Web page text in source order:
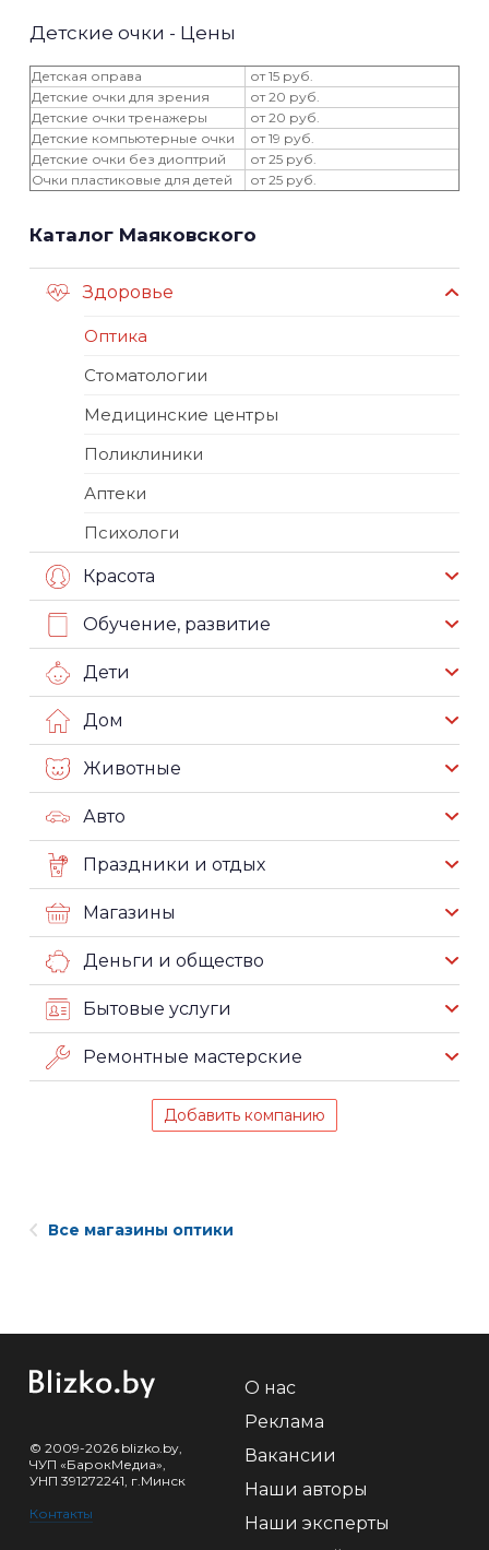
Детские очки - Цены
Детская оправа
от 15 руб.
Детские очки для зрения
от 20 руб.
Детские очки тренажеры
от 20 руб.
Детские компьютерные очки
от 19 руб.
Детские очки без диоптрий
от 25 руб.
Очки пластиковые для детей
от 25 руб.
Каталог Маяковского
Здоровье
Оптика
Стоматологии
Медицинские центры
Поликлиники
Аптеки
Психологи
Красота
Обучение, развитие
Дети
Дом
Животные
Авто
Праздники и отдых
Магазины
Деньги и общество
Бытовые услуги
Ремонтные мастерские
Добавить компанию
Все магазины оптики
© 2009-2026 blizko.by,
ЧУП «БарокМедиа»,
УНП 391272241, г.Минск
Контакты
О нас
Реклама
Вакансии
Наши авторы
Наши эксперты